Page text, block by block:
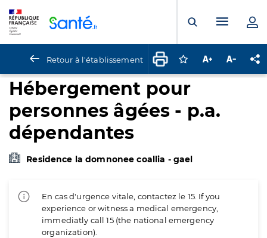
Ouvrir laMenu
Retour à l'établissement Connectez-vous
Augmenter la
Hébergement pour
personnes âgées - p.a.
dépendantes
Residence la domnonee coallia - gael
En cas d'urgence vitale, contactez le 15. If you
experience or witness a medical emergency,
immediatly call 15 (the national emergency
organization).